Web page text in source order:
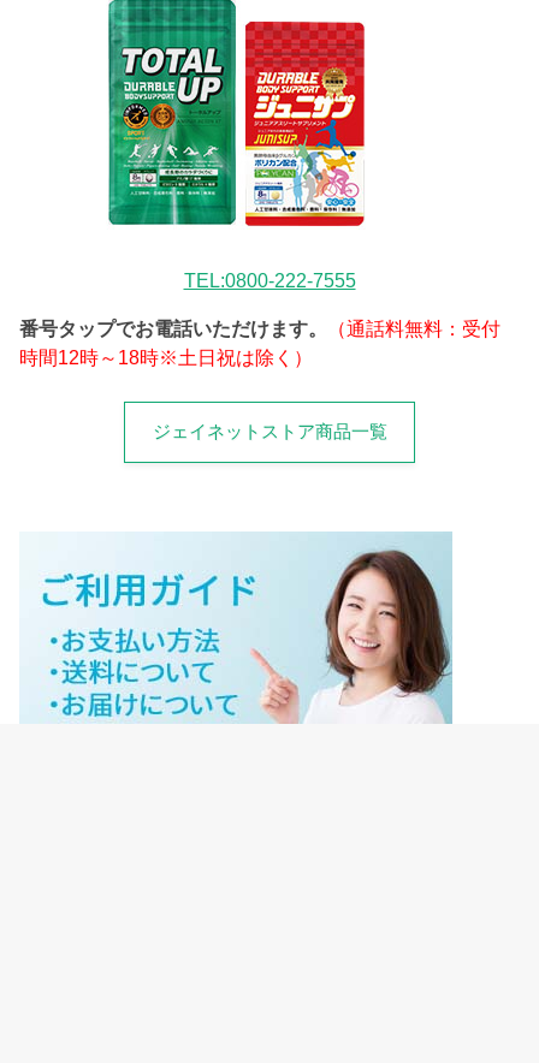
TEL:0800-222-7555
番号タップでお電話いただけます。
（通話料無料：受付
時間12時～18時※土日祝は除く）
ジェイネットストア商品一覧